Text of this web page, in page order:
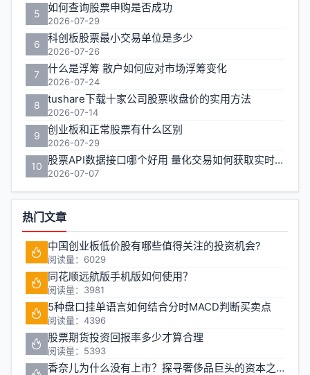
5 如何查询股票申购是否成功
2026-07-29
6 科创板股票最小交易单位是多少
2026-07-26
7 什么是浮筹 散户如何应对市场浮筹变化
2026-07-24
8 tushare下载十家公司股票收盘价的实用方法
2026-07-14
9 创业板和正常股票有什么区别
2026-07-29
10 股票API数据接口哪个好用 量化交易如何获取实时行情
2026-07-07
热门文章
中国创业板低价股有哪些值得关注的投资机会?
阅读量：6029
同花顺远航版手机版如何使用？
阅读量：3981
5种盘口挂单语言如何结合分时MACD判断买卖点
阅读量：4396
股票期货投资回报率多少才算合理
阅读量：5393
香奈儿为什么没有上市？探寻奢侈品巨头的资本之路